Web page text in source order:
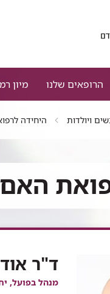
הרופאים שלנו מיון
ויולדות היחידה
ד"ר
מנהל בפועל,